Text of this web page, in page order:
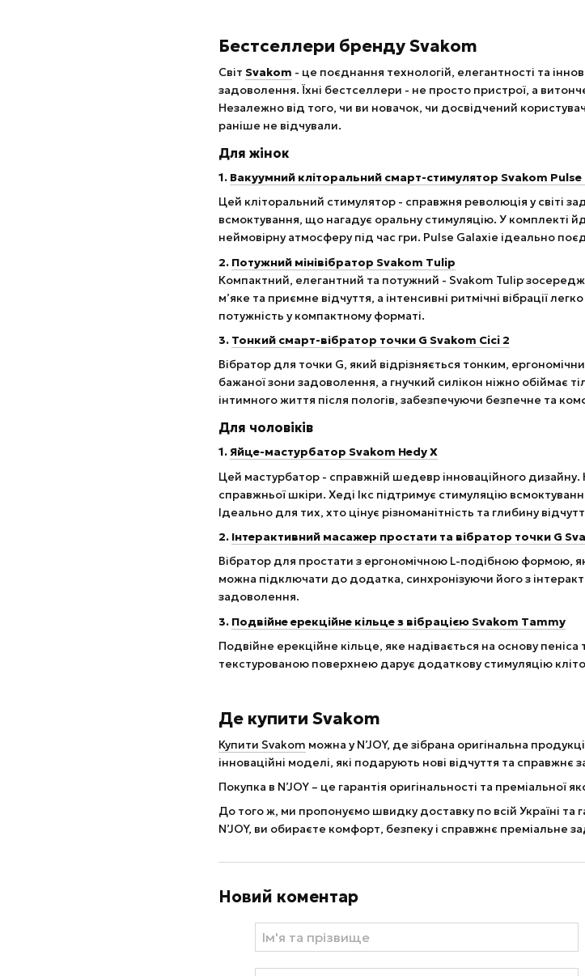
Бестселлери бренду Svakom
Світ Svakom - це поєднання технологій, елегантності та
задоволення. Їхні бестселлери - не просто пристрої, а
Незалежно від того, чи ви новачок, чи досвідчений
раніше не відчували.
Для жінок
1. Вакуумний кліторальний смарт-стимулятор Svakom
Цей кліторальний стимулятор - справжня революція у світі
всмоктування, що нагадує оральну стимуляцію. У комплекті
неймовірну атмосферу під час гри. Pulse Galaxie ідеально
2. Потужний мінівібратор Svakom Tulip
Компактний, елегантний та потужний - Svakom Tulip
м’яке та приємне відчуття, а інтенсивні ритмічні вібрації
потужність у компактному форматі.
3. Тонкий смарт-вібратор точки G Svakom Cici 2
Вібратор для точки G, який відрізняється тонким,
бажаної зони задоволення, а гнучкий силікон ніжно обіймає
інтимного життя після пологів, забезпечуючи безпечне та
Для чоловіків
1.Яйце-мастурбатор Svakom Hedy X
Цей мастурбатор - справжній шедевр інноваційного дизайну.
справжньої шкіри. Хеді Ікс підтримує стимуляцію
Ідеально для тих, хто цінує різноманітність та глибину
2. Інтерактивний масажер простати та вібратор точки G
Вібратор для простати з ергономічною L-подібною формою,
можна підключати до додатка, синхронізуючи його з
задоволення.
3. Подвійне ерекційне кільце з вібрацією Svakom Tammy
Подвійне ерекційне кільце, яке надівається на основу
текстурованою поверхнею дарує додаткову стимуляцію
Де купити Svakom
Купити Svakom можна у N’JOY, де зібрана оригінальна
інноваційні моделі, які подарують нові відчуття та справжнє
Покупка в N’JOY – це гарантія оригінальності та
До того ж, ми пропонуємо швидку доставку по всій Україні та
N’JOY, ви обираєте комфорт, безпеку і справжнє преміальне
Новий коментар